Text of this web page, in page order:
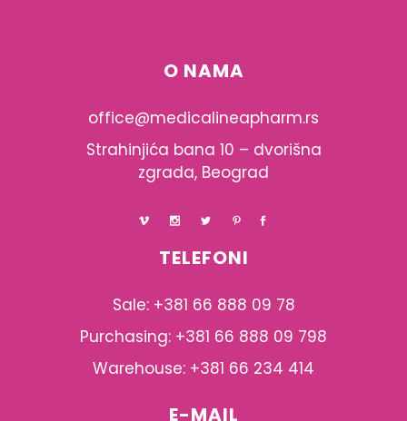
O NAMA
office@medicalineapharm.rs
Strahinjića bana 10 – dvorišna
zgrada, Beograd
TELEFONI
Sale: +381 66 888 09 78
Purchasing: +381 66 888 09 798
Warehouse: +381 66 234 414
E-MAIL